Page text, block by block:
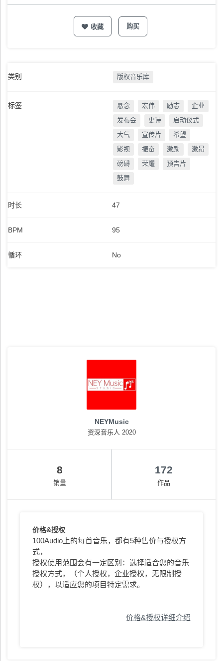
收藏 购买
类别 版权音乐库
标签 悬念 宏伟 励志
企业
发布会
史诗
启动仪式
大气
宣传片
希望
影视
振奋 激励
激昂
磅礴
荣耀
预告片
鼓舞
时长 47
BPM 95
循环 No
NEYMusic
资深音乐人 2020
8
销量
172
作品
价格&授权
100Audio上的每首音乐，都有5种售价与授权方
式，
授权使用范围会有一定区别：选择适合您的音乐
授权方式，（个人授权，企业授权，无限制授
权），以适应您的项目特定需求。
价格&授权详细介绍